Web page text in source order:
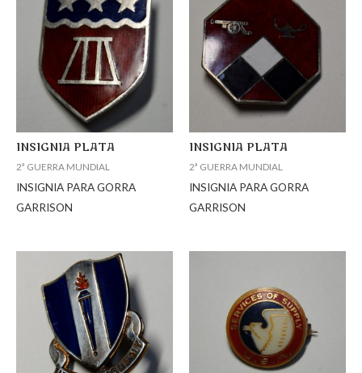
INSIGNIA PLATA
2ª GUERRA MUNDIAL
INSIGNIA PARA GORRA
GARRISON
INSIGNIA PLATA
2ª GUERRA MUNDIAL
INSIGNIA PARA GORRA
GARRISON